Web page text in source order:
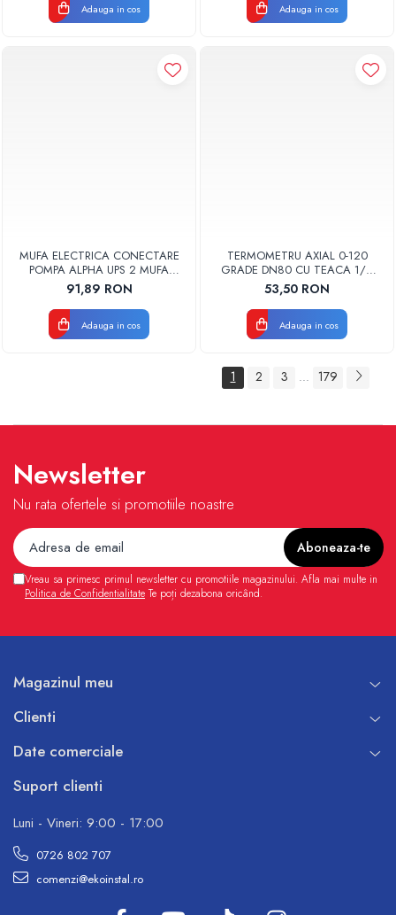
Adauga in cos Adauga in cos
MUFA ELECTRICA CONECTARE
POMPA ALPHA UPS 2 MUFA
ELECTRICA GRUNDFOS
91,89 RON
Adauga in cos
TERMOMETRU AXIAL 0-120
GRADE DN80 CU TEACA 1/2
TB80-100 FIMET
53,50 RON
Adauga in cos
1 2 3 ... 179
Newsletter
Nu rata ofertele si promotiile noastre
Vreau sa primesc primul newsletter cu promotiile magazinului. Afla mai multe in
Politica de Confidentialitate Te poți dezabona oricând.
Magazinul meu
Clienti
Date comerciale
Suport clienti
Luni - Vineri: 9:00 - 17:00
0726 802 707
comenzi@ekoinstal.ro